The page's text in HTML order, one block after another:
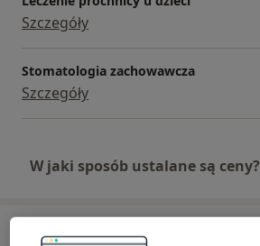
Szczegóły
Stomatologia zachowawcza
Szczegóły
W jaki sposób ustalane są ceny?